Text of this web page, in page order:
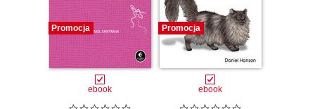
wydawniczą
ściśle związaną z
informatyką.
Komputerową
ofertę
wydawniczą
Promocja
ebook
Promocja
ebook